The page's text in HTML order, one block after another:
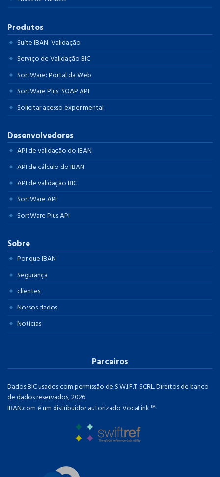
Produtos
Suíte IBAN: Validação
Serviço de Validação BIC
SortWare: Portal da Web
SortWare Plus: SOAP API
Solicitar acesso experimental
Desenvolvedores
API de validação do IBAN
API de cálculo do IBAN
API de validação BIC
SortWare API
SortWare Plus API
Sobre
Por que IBAN
Segurança
clientes
Nossos dados
Notícias
Parceiros
Dados BIC usados ​​com permissão de S.W.I.F.T. SCRL. Direitos de banco
de dados reservados, 2026.
IBAN.com é um distribuidor autorizado VocaLink ™